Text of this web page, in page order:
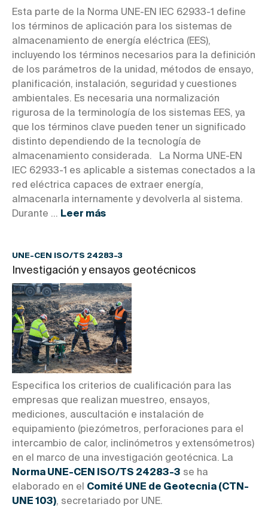
Esta parte de la Norma UNE-EN IEC 62933-1 define
los términos de aplicación para los sistemas de
almacenamiento de energía eléctrica (EES),
incluyendo los términos necesarios para la definición
de los parámetros de la unidad, métodos de ensayo,
planificación, instalación, seguridad y cuestiones
ambientales. Es necesaria una normalización
rigurosa de la terminología de los sistemas EES, ya
que los términos clave pueden tener un significado
distinto dependiendo de la tecnología de
almacenamiento considerada. La Norma UNE-EN
IEC 62933-1 es aplicable a sistemas conectados a la
red eléctrica capaces de extraer energía,
almacenarla internamente y devolverla al sistema.
Durante ... Leer más
UNE-CEN ISO/TS 24283-3
Investigación y ensayos geotécnicos
Especifica los criterios de cualificación para las
empresas que realizan muestreo, ensayos,
mediciones, auscultación e instalación de
equipamiento (piezómetros, perforaciones para el
intercambio de calor, inclinómetros y extensómetros)
en el marco de una investigación geotécnica. La
Norma UNE-CEN ISO/TS 24283-3 se ha
elaborado en el Comité UNE de Geotecnia (CTN-
UNE 103), secretariado por UNE.